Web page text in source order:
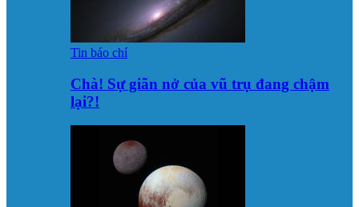
Tin báo chí
Chà! Sự giãn nở của vũ trụ đang chậm
lại?!